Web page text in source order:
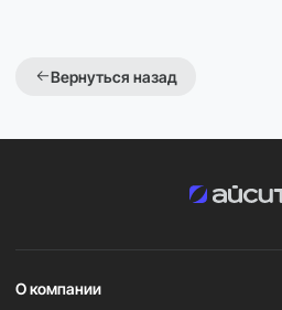
Вернуться назад
О компании